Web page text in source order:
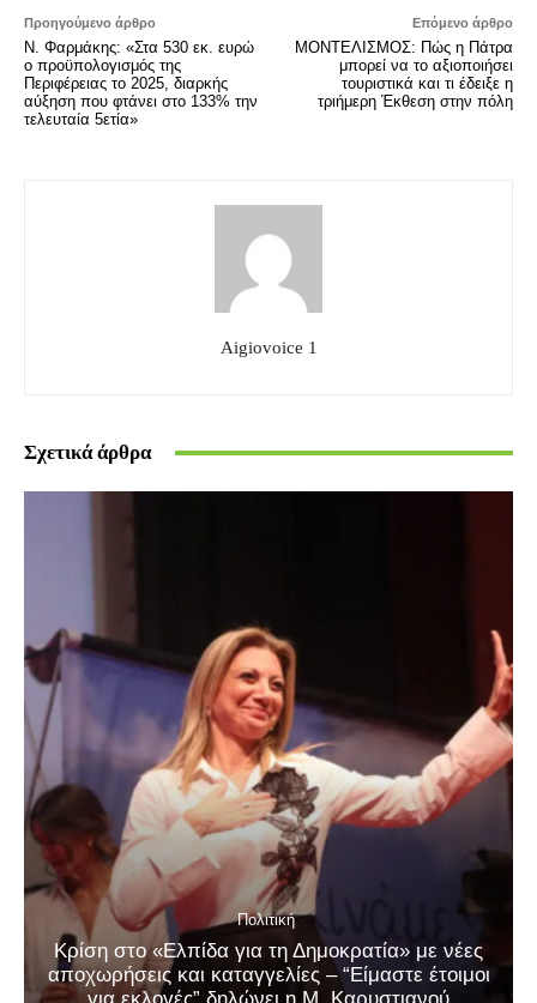
Προηγούμενο άρθρο
Ν. Φαρμάκης: «Στα 530 εκ. ευρώ
ο προϋπολογισμός της
Περιφέρειας το 2025, διαρκής
αύξηση που φτάνει στο 133% την
τελευταία 5ετία»
Επόμενο άρθρο
ΜΟΝΤΕΛΙΣΜΟΣ: Πώς η Πάτρα
μπορεί να το αξιοποιήσει
τουριστικά και τι έδειξε η
τριήμερη Έκθεση στην πόλη
Aigiovoice 1
Σχετικά άρθρα
Πολιτική
Κρίση στο «Ελπίδα για τη Δημοκρατία» με νέες
αποχωρήσεις και καταγγελίες – “Είμαστε έτοιμοι